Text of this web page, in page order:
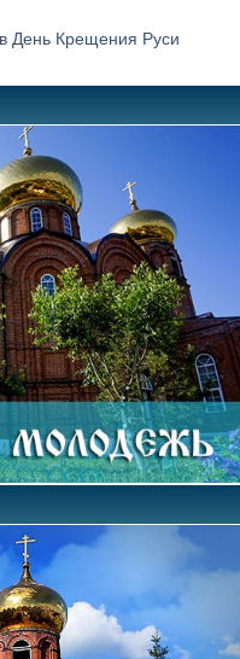
День Крещения Руси